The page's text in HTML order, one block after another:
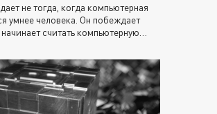
не тогда, когда компьютерная
умнее человека. Он побеждает
считать компьютерную